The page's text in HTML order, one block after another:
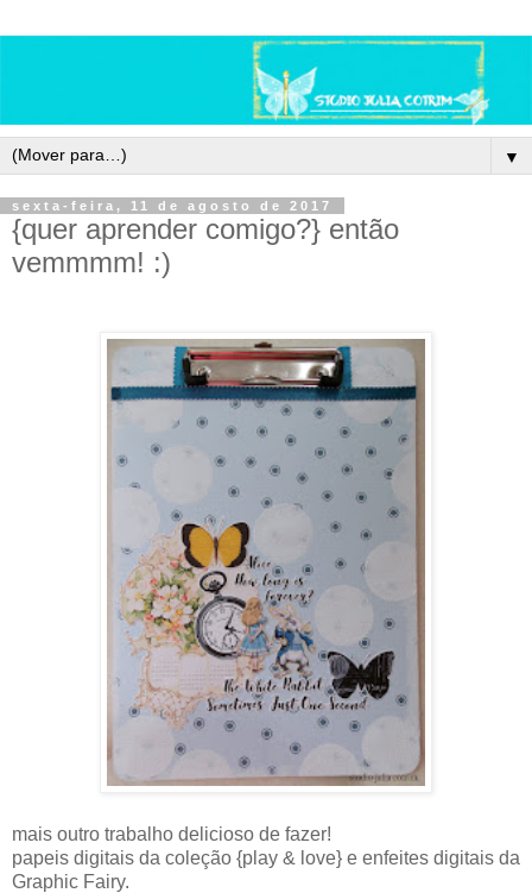
▼
sexta-feira, 11 de agosto de 2017
{quer aprender comigo?} então
vemmmm! :)
mais outro trabalho delicioso de fazer!
papeis digitais da coleção {play & love} e enfeites digitais da
Graphic Fairy.